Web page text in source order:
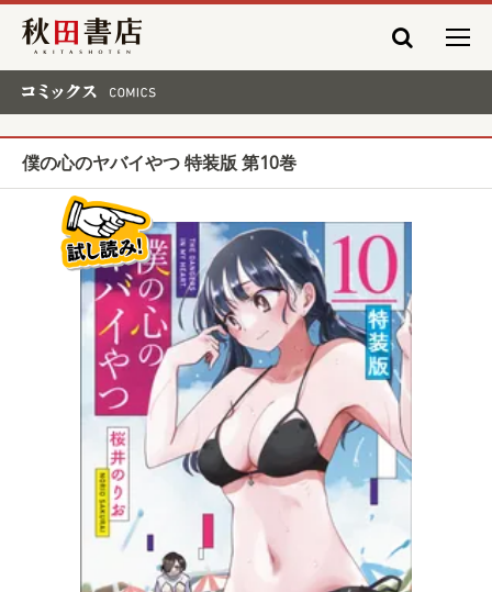
秋田書店
僕の心のヤバイやつ 特装版 第10巻